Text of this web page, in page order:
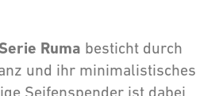
Ruma besticht durch
und ihr minimalistisches
Seifenspender ist dabei